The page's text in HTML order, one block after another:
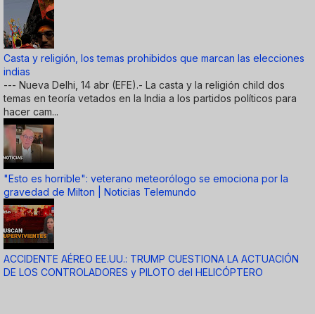
Casta y religión, los temas prohibidos que marcan las elecciones
indias
--- Nueva Delhi, 14 abr (EFE).- La casta y la religión child dos
temas en teoría vetados en la India a los partidos políticos para
hacer cam...
"Esto es horrible": veterano meteorólogo se emociona por la
gravedad de Milton | Noticias Telemundo
ACCIDENTE AÉREO EE.UU.: TRUMP CUESTIONA LA ACTUACIÓN
DE LOS CONTROLADORES y PILOTO del HELICÓPTERO